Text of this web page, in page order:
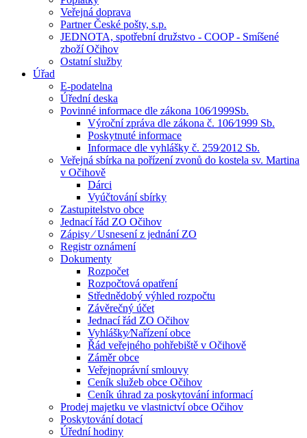
Veřejná doprava
Partner České pošty, s.p.
JEDNOTA, spotřební družstvo - COOP - Smíšené
zboží Očihov
Ostatní služby
Úřad
E-podatelna
Úřední deska
Povinné informace dle zákona 106⁄1999Sb.
Výroční zpráva dle zákona č. 106⁄1999 Sb.
Poskytnuté informace
Informace dle vyhlášky č. 259⁄2012 Sb.
Veřejná sbírka na pořízení zvonů do kostela sv. Martina
v Očihově
Dárci
Vyúčtování sbírky
Zastupitelstvo obce
Jednací řád ZO Očihov
Zápisy ⁄ Usnesení z jednání ZO
Registr oznámení
Dokumenty
Rozpočet
Rozpočtová opatření
Střednědobý výhled rozpočtu
Závěrečný účet
Jednací řád ZO Očihov
Vyhlášky⁄Nařízení obce
Řád veřejného pohřebiště v Očihově
Záměr obce
Veřejnoprávní smlouvy
Ceník služeb obce Očihov
Ceník úhrad za poskytování informací
Prodej majetku ve vlastnictví obce Očihov
Poskytování dotací
Úřední hodiny